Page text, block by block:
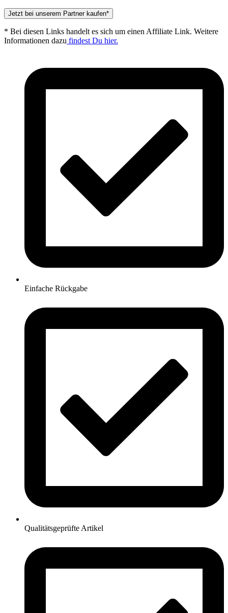
Jetzt bei unserem Partner kaufen*
* Bei diesen Links handelt es sich um einen Affiliate Link. Weitere
Informationen dazu findest Du hier.
Einfache Rückgabe
Qualitätsgeprüfte Artikel